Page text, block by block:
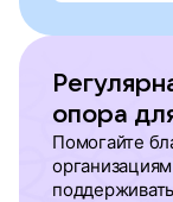
опора
Помогайте